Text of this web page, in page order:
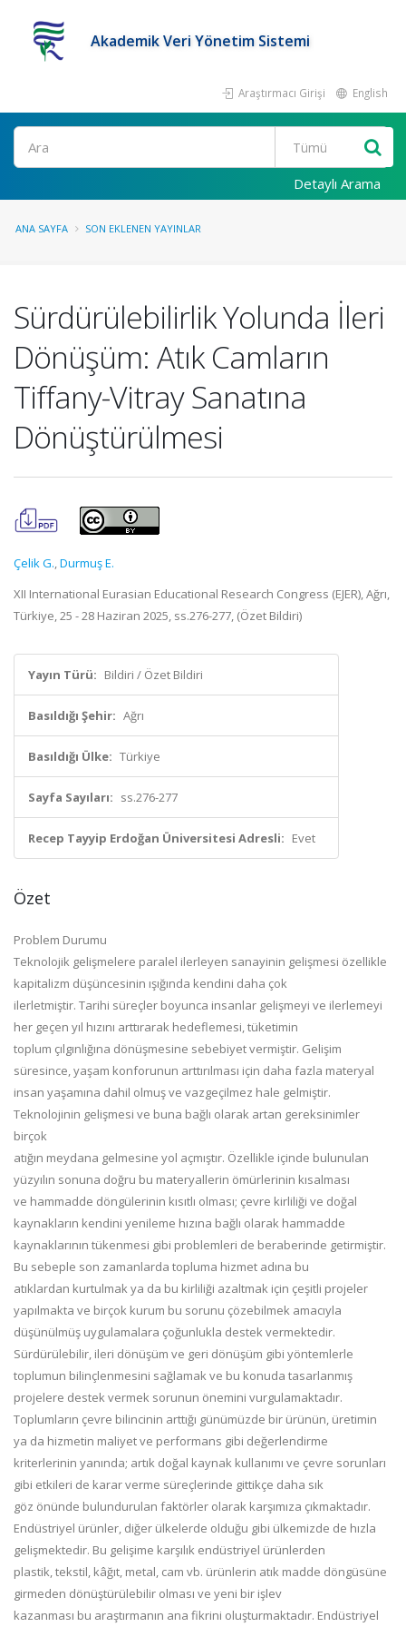
Akademik Veri Yönetim Sistemi
Araştırmacı Girişi English
Ara
Detaylı Arama
ANA SAYFA SON EKLENEN YAYINLAR
Sürdürülebilirlik Yolunda İleri
Dönüşüm: Atık Camların
Tiffany-Vitray Sanatına
Dönüştürülmesi
Çelik G.,Durmuş E.
XII International Eurasian Educational Research Congress (EJER), Ağrı,
Türkiye, 25 - 28 Haziran 2025, ss.276-277, (Özet Bildiri)
Yayın Türü: Bildiri / Özet Bildiri
Basıldığı Şehir: Ağrı
Basıldığı Ülke: Türkiye
Sayfa Sayıları: ss.276-277
Recep Tayyip Erdoğan Üniversitesi Adresli: Evet
Özet
Problem Durumu
Teknolojik gelişmelere paralel ilerleyen sanayinin gelişmesi özellikle
kapitalizm düşüncesinin ışığında kendini daha çok
ilerletmiştir. Tarihi süreçler boyunca insanlar gelişmeyi ve ilerlemeyi
her geçen yıl hızını arttırarak hedeflemesi, tüketimin
toplum çılgınlığına dönüşmesine sebebiyet vermiştir. Gelişim
süresince, yaşam konforunun arttırılması için daha fazla materyal
insan yaşamına dahil olmuş ve vazgeçilmez hale gelmiştir.
Teknolojinin gelişmesi ve buna bağlı olarak artan gereksinimler
birçok
atığın meydana gelmesine yol açmıştır. Özellikle içinde bulunulan
yüzyılın sonuna doğru bu materyallerin ömürlerinin kısalması
ve hammadde döngülerinin kısıtlı olması; çevre kirliliği ve doğal
kaynakların kendini yenileme hızına bağlı olarak hammadde
kaynaklarının tükenmesi gibi problemleri de beraberinde getirmiştir.
Bu sebeple son zamanlarda topluma hizmet adına bu
atıklardan kurtulmak ya da bu kirliliği azaltmak için çeşitli projeler
yapılmakta ve birçok kurum bu sorunu çözebilmek amacıyla
düşünülmüş uygulamalara çoğunlukla destek vermektedir.
Sürdürülebilir, ileri dönüşüm ve geri dönüşüm gibi yöntemlerle
toplumun bilinçlenmesini sağlamak ve bu konuda tasarlanmış
projelere destek vermek sorunun önemini vurgulamaktadır.
Toplumların çevre bilincinin arttığı günümüzde bir ürünün, üretimin
ya da hizmetin maliyet ve performans gibi değerlendirme
kriterlerinin yanında; artık doğal kaynak kullanımı ve çevre sorunları
gibi etkileri de karar verme süreçlerinde gittikçe daha sık
göz önünde bulundurulan faktörler olarak karşımıza çıkmaktadır.
Endüstriyel ürünler, diğer ülkelerde olduğu gibi ülkemizde de hızla
gelişmektedir. Bu gelişime karşılık endüstriyel ürünlerden
plastik, tekstil, kâğıt, metal, cam vb. ürünlerin atık madde döngüsüne
girmeden dönüştürülebilir olması ve yeni bir işlev
kazanması bu araştırmanın ana fikrini oluşturmaktadır. Endüstriyel